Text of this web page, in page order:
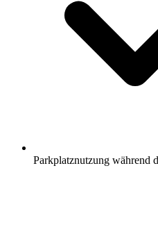
Parkplatznutzung während